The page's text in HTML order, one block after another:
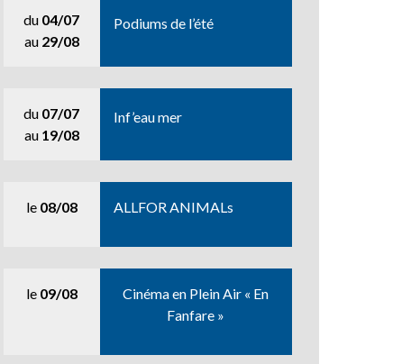
du 04/07
au 29/08
Podiums de l’été
du 07/07
au 19/08
Inf’eau mer
le 08/08 ALLFOR ANIMALs
le 09/08
Cinéma en Plein Air « En
Fanfare »